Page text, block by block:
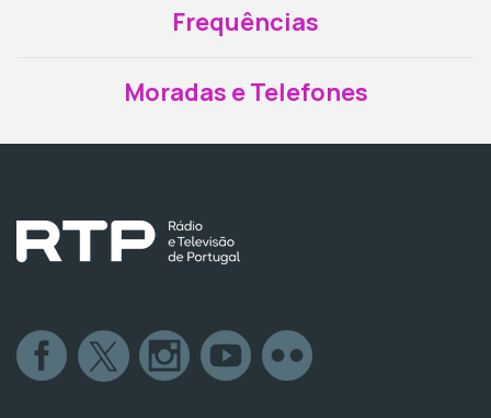
Frequências
Moradas e Telefones